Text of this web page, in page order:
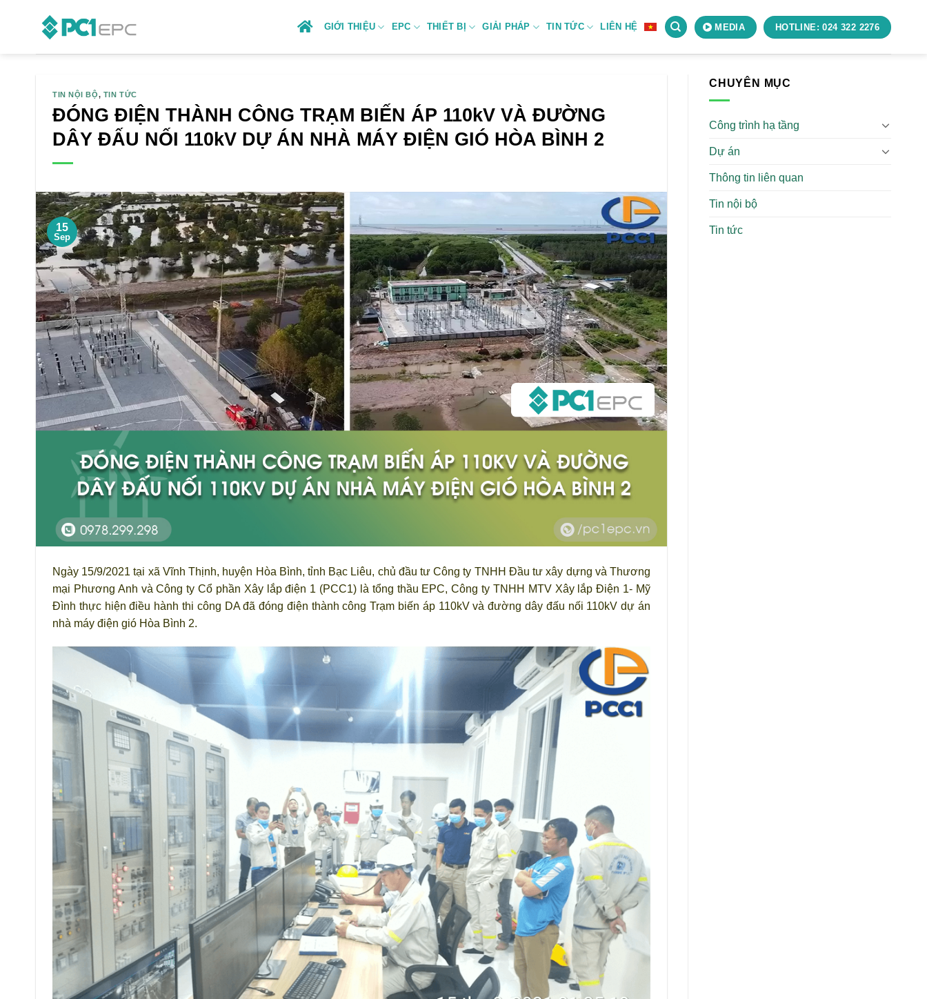
GIỚI THIỆU EPC THIẾT BỊ GIẢI PHÁP TIN TỨC LIÊN HỆ MEDIA HOTLINE: 024 322 2276
TIN NỘI BỘ, TIN TỨC
ĐÓNG ĐIỆN THÀNH CÔNG TRẠM BIẾN ÁP 110kV VÀ ĐƯỜNG
DÂY ĐẤU NỐI 110kV DỰ ÁN NHÀ MÁY ĐIỆN GIÓ HÒA BÌNH 2
15
Sep
Ngày 15/9/2021 tại xã Vĩnh Thịnh, huyện Hòa Bình, tỉnh Bạc Liêu, chủ đầu tư Công ty TNHH Đầu tư xây dựng và Thương
mại Phương Anh và Công ty Cổ phần Xây lắp điện 1 (PCC1) là tổng thầu EPC, Công ty TNHH MTV Xây lắp Điện 1- Mỹ
Đình thực hiện điều hành thi công DA đã đóng điện thành công Trạm biến áp 110kV và đường dây đấu nối 110kV dự án
nhà máy điện gió Hòa Bình 2.
CHUYÊN MỤC
Công trình hạ tầng
Dự án
Thông tin liên quan
Tin nội bộ
Tin tức